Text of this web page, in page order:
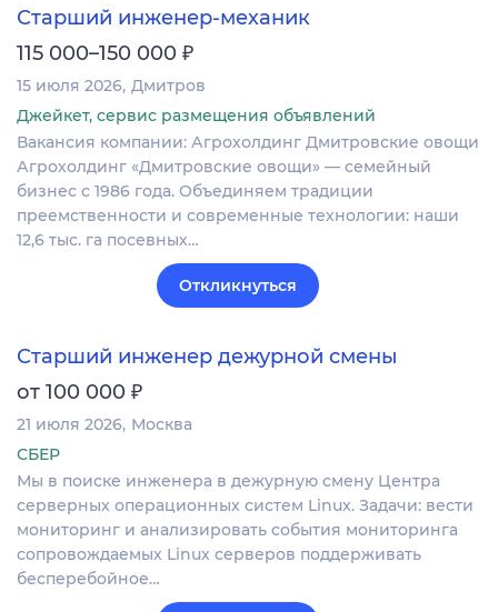
Старший инженер-механик
115 000–150 000 ₽
15 июля 2026 Дмитров
Джейкет, сервис размещения объявлений
Вакансия компании: Агрохолдинг Дмитровские овощи
Агрохолдинг «Дмитровские овощи» — семейный
бизнес с 1986 года. Объединяем традиции
преемственности и современные технологии: наши
12,6 тыс. га посевных…
Откликнуться
Старший инженер дежурной смены
от 100 000 ₽
21 июля 2026 Москва
СБЕР
Мы в поиске инженера в дежурную смену Центра
серверных операционных систем Linux. Задачи: вести
мониторинг и анализировать события мониторинга
сопровождаемых Linux серверов поддерживать
бесперебойное…